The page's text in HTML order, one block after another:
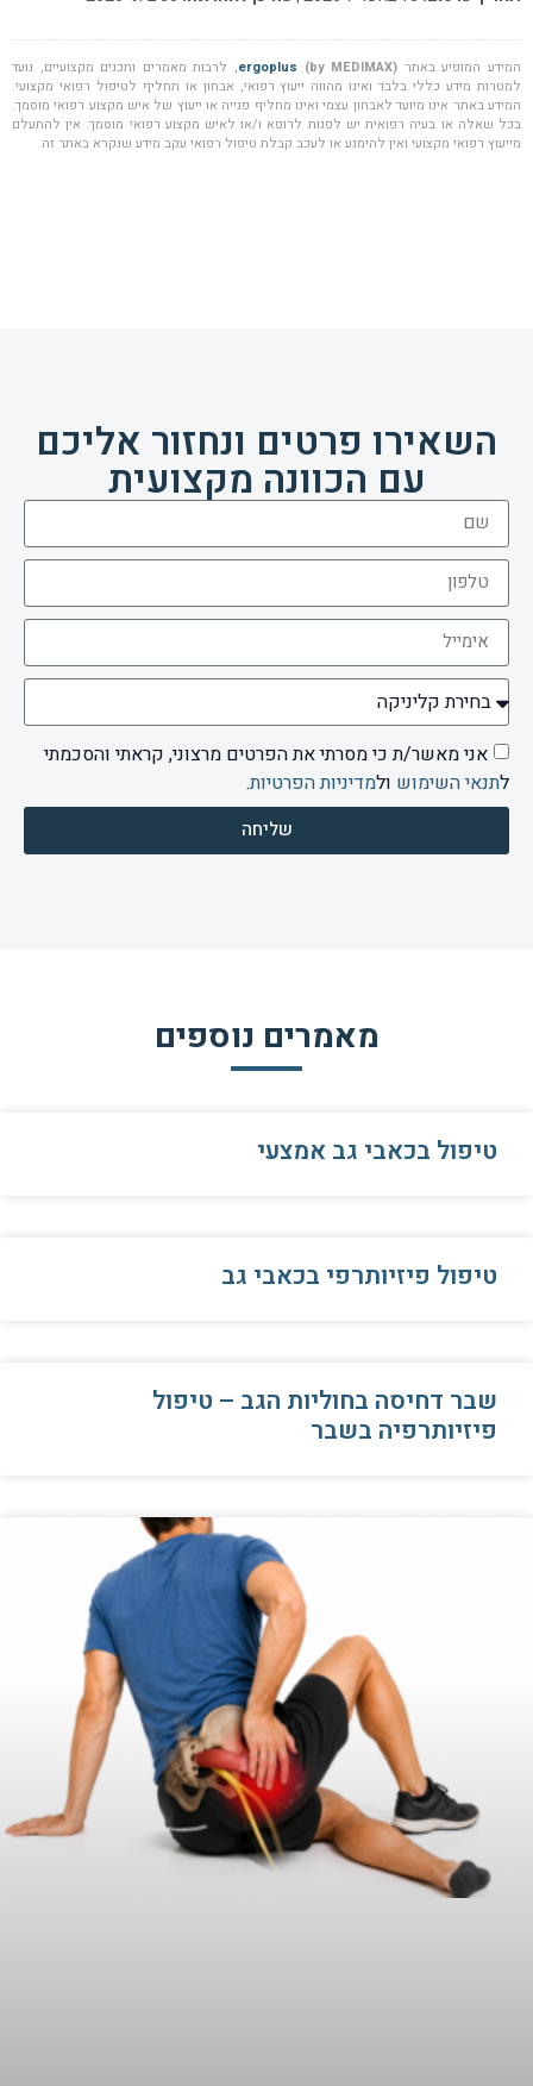
המידע המופיע באתר ergoplus (by MEDIMAX)
, לרבות מאמרים ותכנים מקצועיים, נועד
למטרות מידע כללי בלבד ואינו מהווה ייעוץ רפואי, אבחון או תחליף לטיפול רפואי מקצועי.
המידע באתר אינו מיועד לאבחון עצמי ואינו מחליף פנייה או ייעוץ של איש מקצוע רפואי מוסמך.
בכל שאלה או בעיה רפואית יש לפנות לרופא ו/או לאיש מקצוע רפואי מוסמך. אין להתעלם
מייעוץ רפואי מקצועי ואין להימנע או לעכב קבלת טיפול רפואי עקב מידע שנקרא באתר זה.
השאירו פרטים ונחזור אליכם
עם הכוונה מקצועית
אני מאשר/ת כי מסרתי את הפרטים מרצוני, קראתי והסכמתי
לתנאי השימוש ולמדיניות הפרטיות.
שליחה
מאמרים נוספים
טיפול בכאבי גב אמצעי
טיפול פיזיותרפי בכאבי גב
שבר דחיסה בחוליות הגב – טיפול
פיזיותרפיה בשבר